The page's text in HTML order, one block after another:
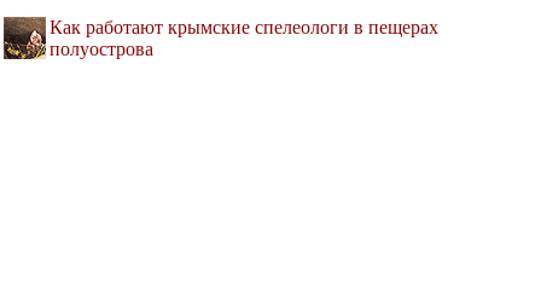
Как работают крымские спелеологи в пещерах
полуострова